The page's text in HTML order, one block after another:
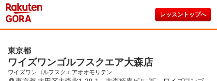
レッスントップへ
東京都
ワイズワンゴルフスクエア大森店
ワイズワンゴルフスクエアオオモリテン